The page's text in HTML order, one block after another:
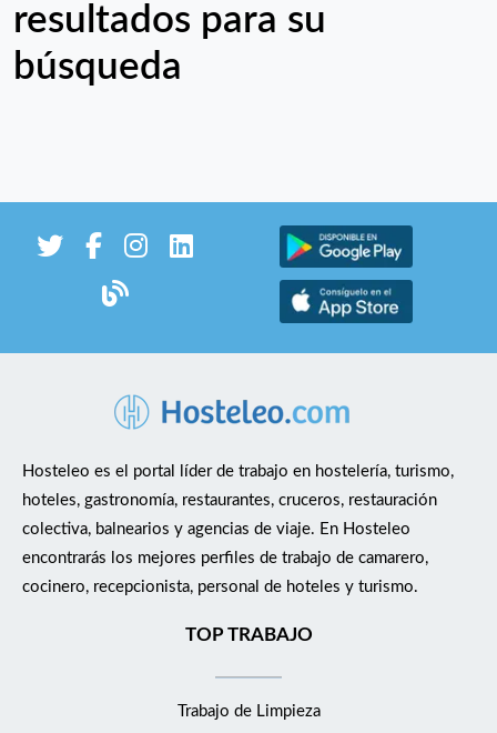
resultados para su
búsqueda
Hosteleo es el portal líder de trabajo en hostelería, turismo,
hoteles, gastronomía, restaurantes, cruceros, restauración
colectiva, balnearios y agencias de viaje. En Hosteleo
encontrarás los mejores perfiles de trabajo de camarero,
cocinero, recepcionista, personal de hoteles y turismo.
TOP TRABAJO
Trabajo de Limpieza